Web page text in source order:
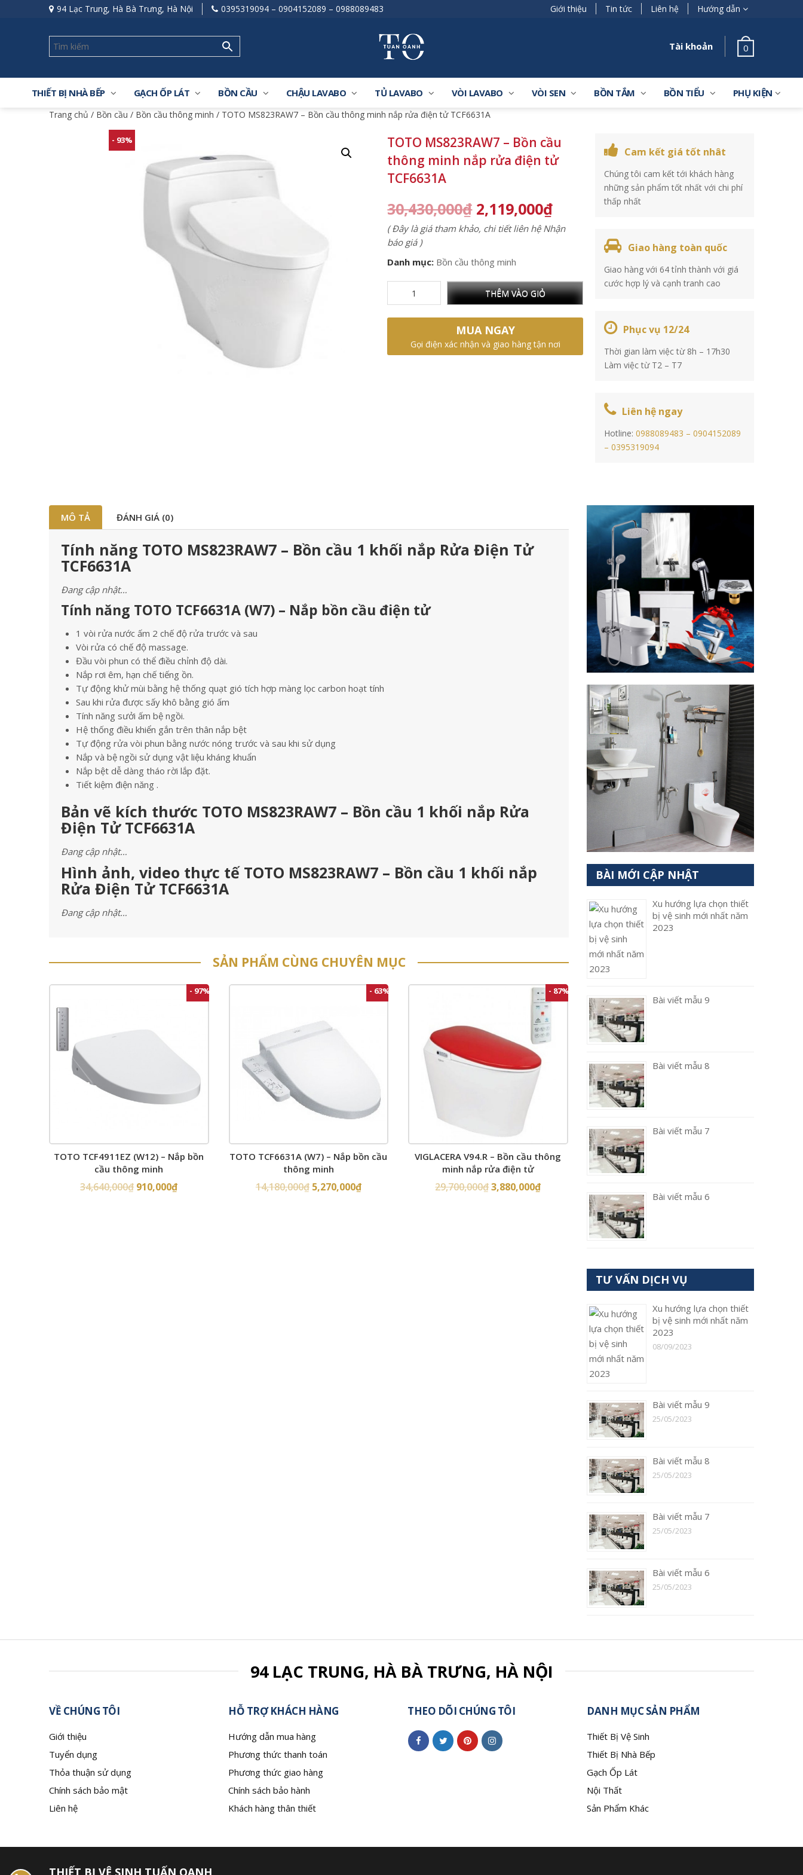
94 Lạc Trung, Hà Bà Trưng, Hà Nội 0395319094 – 0904152089 – 0988089483 Giới thiệu Tin tức Liên hệ Hướng dẫn
Tài khoản 0
THIẾT BỊ NHÀ BẾP GẠCH ỐP LÁT BỒN CẦU CHẬU LAVABO TỦ LAVABO VÒI LAVABO VÒI SEN BỒN TẮM BỒN TIỂU PHỤ KIỆN
Trang chủ / Bồn cầu / Bồn cầu thông minh / TOTO MS823RAW7 – Bồn cầu thông minh nắp rửa điện tử TCF6631A
- 93%
TOTO MS823RAW7 – Bồn cầu
thông minh nắp rửa điện tử
TCF6631A
30,430,000₫ 2,119,000₫
( Đây là giá tham khảo, chi tiết liên hệ Nhận
báo giá )
Danh mục: Bồn cầu thông minh
THÊM VÀO GIỎ
MUA NGAY
Gọi điện xác nhận và giao hàng tận nơi
Cam kết giá tốt nhât
Chúng tôi cam kết tới khách hàng
những sản phẩm tốt nhất với chi phí
thấp nhất
Giao hàng toàn quốc
Giao hàng với 64 tỉnh thành với giá
cước hợp lý và cạnh tranh cao
Phục vụ 12/24
Thời gian làm việc từ 8h – 17h30
Làm việc từ T2 – T7
Liên hệ ngay
Hotline: 0988089483 – 0904152089
– 0395319094
MÔ TẢ ĐÁNH GIÁ (0)
Tính năng TOTO MS823RAW7 – Bồn cầu 1 khối nắp Rửa Điện Tử
TCF6631A
Đang cập nhật…
Tính năng TOTO TCF6631A (W7) – Nắp bồn cầu điện tử
1 vòi rửa nước ấm 2 chế độ rửa trước và sau
Vòi rửa có chế độ massage.
Đầu vòi phun có thể điều chỉnh độ dài.
Nắp rơi êm, hạn chế tiếng ồn.
Tự động khử mùi bằng hệ thống quạt gió tích hợp màng lọc carbon hoạt tính
Sau khi rửa được sấy khô bằng gió ấm
Tính năng sưởi ấm bệ ngồi.
Hệ thống điều khiển gắn trên thân nắp bệt
Tự động rửa vòi phun bằng nước nóng trước và sau khi sử dụng
Nắp và bệ ngồi sử dụng vật liệu kháng khuẩn
Nắp bệt dễ dàng tháo rời lắp đặt.
Tiết kiệm điện năng .
Bản vẽ kích thước TOTO MS823RAW7 – Bồn cầu 1 khối nắp Rửa
Điện Tử TCF6631A
Đang cập nhật…
Hình ảnh, video thực tế TOTO MS823RAW7 – Bồn cầu 1 khối nắp
Rửa Điện Tử TCF6631A
Đang cập nhật…
SẢN PHẨM CÙNG CHUYÊN MỤC
- 97%
TOTO TCF4911EZ (W12) – Nắp bồn
cầu thông minh
34,640,000₫ 910,000₫
- 63%
TOTO TCF6631A (W7) – Nắp bồn cầu
thông minh
14,180,000₫ 5,270,000₫
- 87%
VIGLACERA V94.R – Bồn cầu thông
minh nắp rửa điện tử
29,700,000₫3,880,000₫
BÀI MỚI CẬP NHẬT
Xu hướng lựa chọn thiết
bị vệ sinh mới nhất năm
2023
Bài viết mẫu 9
Bài viết mẫu 8
Bài viết mẫu 7
Bài viết mẫu 6
TƯ VẤN DỊCH VỤ
Xu hướng lựa chọn thiết
bị vệ sinh mới nhất năm
2023
08/09/2023
Bài viết mẫu 9
25/05/2023
Bài viết mẫu 8
25/05/2023
Bài viết mẫu 7
25/05/2023
Bài viết mẫu 6
25/05/2023
94 LẠC TRUNG, HÀ BÀ TRƯNG, HÀ NỘI
VỀ CHÚNG TÔI
Giới thiệu
Tuyển dụng
Thỏa thuận sử dụng
Chính sách bảo mật
Liên hệ
HỖ TRỢ KHÁCH HÀNG
Hướng dẫn mua hàng
Phương thức thanh toán
Phương thức giao hàng
Chính sách bảo hành
Khách hàng thân thiết
THEO DÕI CHÚNG TÔI DANH MỤC SẢN PHẨM
Thiết Bị Vệ Sinh
Thiết Bị Nhà Bếp
Gạch Ốp Lát
Nội Thất
Sản Phẩm Khác
THIẾT BỊ VỆ SINH TUẤN OANH